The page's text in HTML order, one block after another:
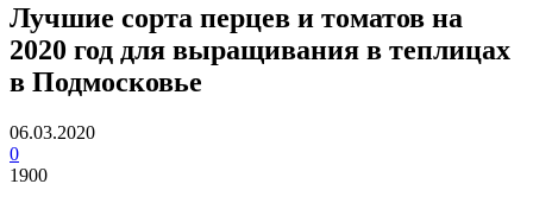
Лучшие сорта перцев и томатов на
2020 год для выращивания в теплицах
в Подмосковье
06.03.2020
0
1900